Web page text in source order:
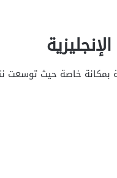
بمكانة خاصة حيث توسعت